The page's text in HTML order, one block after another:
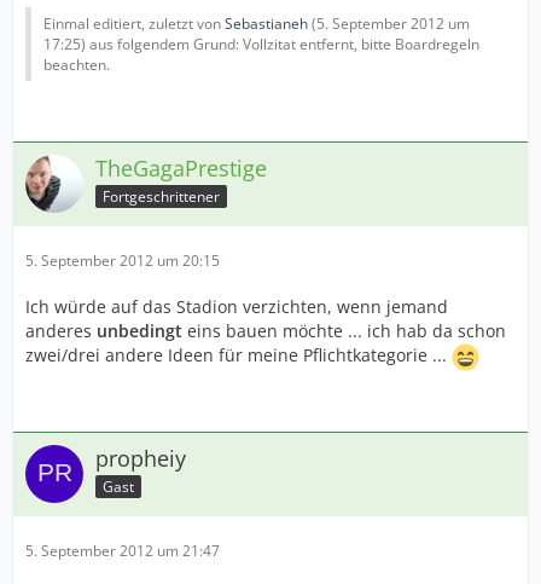
Einmal editiert, zuletzt vonSebastianeh(5. September 2012 um
17:25) aus folgendem Grund: Vollzitat entfernt, bitte Boardregeln
beachten.
TheGagaPrestige
Fortgeschrittener
5. September 2012 um 20:15
Ich würde auf das Stadion verzichten, wenn jemand
anderes unbedingt eins bauen möchte ... ich hab da schon
zwei/drei andere Ideen für meine Pflichtkategorie ...
propheiy
Gast
5. September 2012 um 21:47